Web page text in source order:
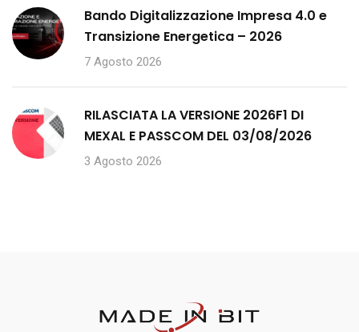
Bando Digitalizzazione Impresa 4.0 e
Transizione Energetica – 2026
7 Agosto 2026
RILASCIATA LA VERSIONE 2026F1 DI
MEXAL E PASSCOM DEL 03/08/2026
3 Agosto 2026